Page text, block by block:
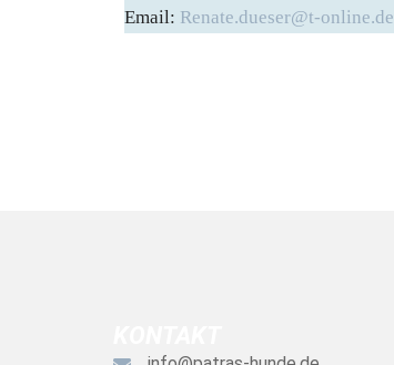
Email: Renate.dueser@t-online.de